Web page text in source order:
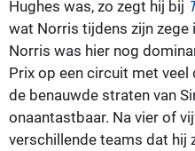
Hughes was, zo zegt hij bij
wat Norris tijdens zijn zege
Norris was hier nog
Prix op een circuit met
de benauwde straten van
onaantastbaar. Na vier of
verschillende teams dat hij